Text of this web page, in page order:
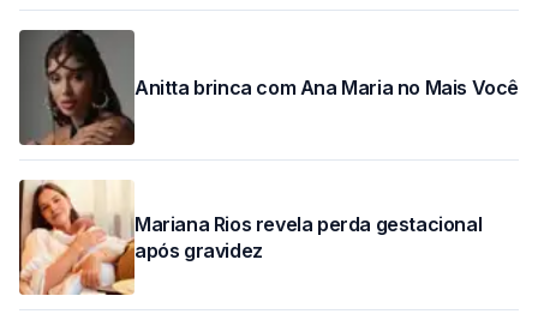
Anitta brinca com Ana Maria no Mais Você
Mariana Rios revela perda gestacional
após gravidez